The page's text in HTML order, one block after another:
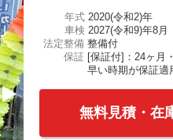
年式 2020(令和2)年
車検 2027(令和9)年8月
法定整備 整備付
保証 [保証付]：24ヶ月
早い時期が保証適
無料見積・在